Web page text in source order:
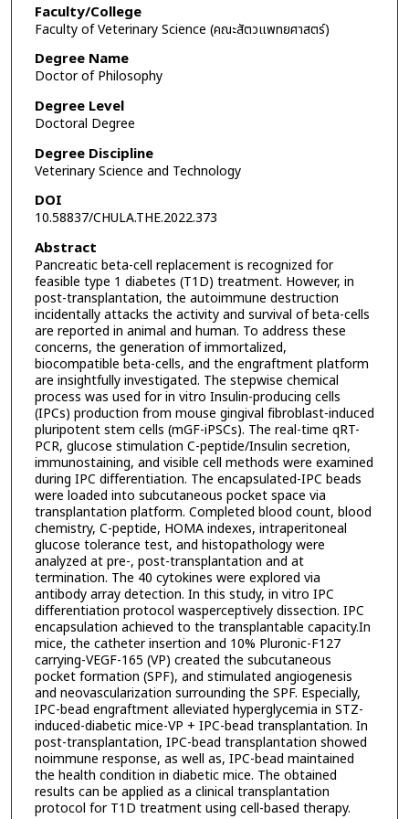
Faculty/College
Faculty of Veterinary Science (คณะสัตวแพทยศาสตร์)
Degree Name
Doctor of Philosophy
Degree Level
Doctoral Degree
Degree Discipline
Veterinary Science and Technology
DOI
10.58837/CHULA.THE.2022.373
Abstract
Pancreatic beta-cell replacement is recognized for
feasible type 1 diabetes (T1D) treatment. However, in
post-transplantation, the autoimmune destruction
incidentally attacks the activity and survival of beta-cells
are reported in animal and human. To address these
concerns, the generation of immortalized,
biocompatible beta-cells, and the engraftment platform
are insightfully investigated. The stepwise chemical
process was used for in vitro Insulin-producing cells
(IPCs) production from mouse gingival fibroblast-induced
pluripotent stem cells (mGF-iPSCs). The real-time qRT-
PCR, glucose stimulation C-peptide/Insulin secretion,
immunostaining, and visible cell methods were examined
during IPC differentiation. The encapsulated-IPC beads
were loaded into subcutaneous pocket space via
transplantation platform. Completed blood count, blood
chemistry, C-peptide, HOMA indexes, intraperitoneal
glucose tolerance test, and histopathology were
analyzed at pre-, post-transplantation and at
termination. The 40 cytokines were explored via
antibody array detection. In this study, in vitro IPC
differentiation protocol wasperceptively dissection. IPC
encapsulation achieved to the transplantable capacity.In
mice, the catheter insertion and 10% Pluronic-F127
carrying-VEGF-165 (VP) created the subcutaneous
pocket formation (SPF), and stimulated angiogenesis
and neovascularization surrounding the SPF. Especially,
IPC-bead engraftment alleviated hyperglycemia in STZ-
induced-diabetic mice-VP + IPC-bead transplantation. In
post-transplantation, IPC-bead transplantation showed
noimmune response, as well as, IPC-bead maintained
the health condition in diabetic mice. The obtained
results can be applied as a clinical transplantation
protocol for T1D treatment using cell-based therapy.